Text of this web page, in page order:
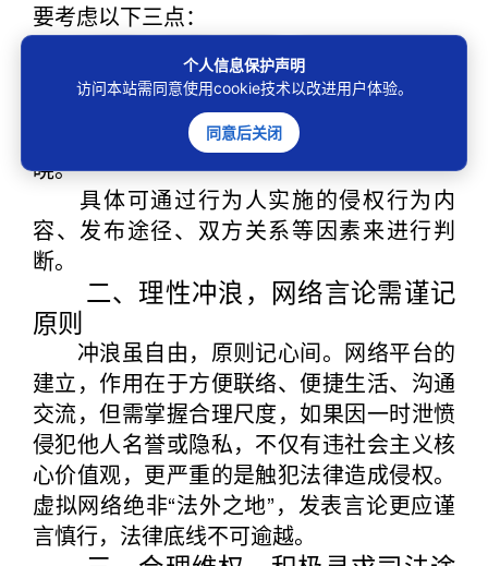
要考虑以下三点：
1.行为人实施了侮辱、诽谤等毁损他人
名誉的行为；
2.毁损名誉的言论必须有特定指向；
3.侵害名誉权的行为须为第三人所知
晓。
具体可通过行为人实施的侵权行为内
容、发布途径、双方关系等因素来进行判
断。
二、理性冲浪，网络言论需谨记
原则
冲浪虽自由，原则记心间。网络平台的
建立，作用在于方便联络、便捷生活、沟通
交流，但需掌握合理尺度，如果因一时泄愤
侵犯他人名誉或隐私，不仅有违社会主义核
心价值观，更严重的是触犯法律造成侵权。
虚拟网络绝非“法外之地”，发表言论更应谨
言慎行，法律底线不可逾越。
个人信息保护声明
访问本站需同意使用cookie技术以改进用户体验。
同意后关闭